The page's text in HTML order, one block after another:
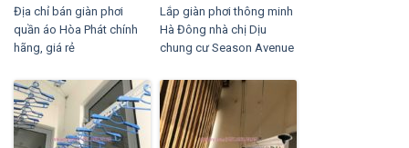
Địa chỉ bán giàn phơi
quần áo Hòa Phát chính
hãng, giá rẻ
Lắp giàn phơi thông minh
Hà Đông nhà chị Dịu
chung cư Season Avenue